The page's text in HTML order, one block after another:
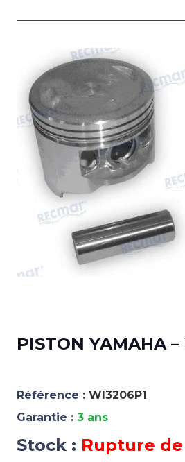
PISTON YAMAHA
Référence : WI3206P1
Garantie : 3 ans
Stock : Rupture